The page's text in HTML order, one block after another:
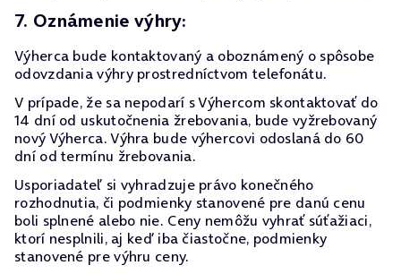
7. Oznámenie výhry:
Výherca bude kontaktovaný a oboznámený o spôsobe
odovzdania výhry prostredníctvom telefonátu.
V prípade, že sa nepodarí s Výhercom skontaktovať do
14 dní od uskutočnenia žrebovania, bude vyžrebovaný
nový Výherca. Výhra bude výhercovi odoslaná do 60
dní od termínu žrebovania.
Usporiadateľ si vyhradzuje právo konečného
rozhodnutia, či podmienky stanovené pre danú cenu
boli splnené alebo nie. Ceny nemôžu vyhrať súťažiaci,
ktorí nesplnili, aj keď iba čiastočne, podmienky
stanovené pre výhru ceny.